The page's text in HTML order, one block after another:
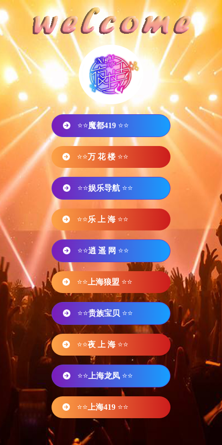
⭐⭐魔都419 ⭐⭐
⭐⭐万 花 楼 ⭐⭐
⭐⭐娱乐导航 ⭐⭐
⭐⭐乐 上 海 ⭐⭐
⭐⭐逍 遥 网 ⭐⭐
⭐⭐ 上海狼盟 ⭐⭐
⭐⭐贵族宝贝 ⭐⭐
⭐⭐夜 上 海 ⭐⭐
⭐⭐ 上海龙凤 ⭐⭐
⭐⭐ 上海419 ⭐⭐